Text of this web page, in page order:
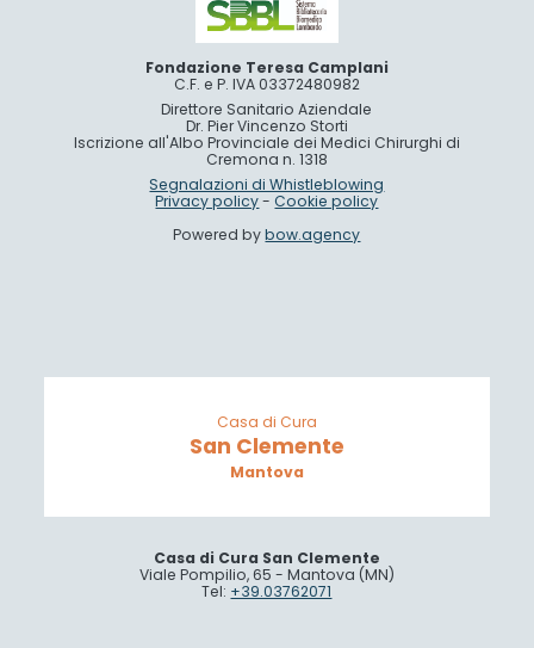
Fondazione Teresa Camplani
C.F. e P. IVA 03372480982
Direttore Sanitario Aziendale
Dr. Pier Vincenzo Storti
Iscrizione all'Albo Provinciale dei Medici Chirurghi di
Cremona n. 1318
Segnalazioni di Whistleblowing
Privacy policy-Cookie policy
Powered bybow.agency
Casa di Cura
San Clemente
Mantova
Casa di Cura San Clemente
Viale Pompilio, 65 - Mantova (MN)
Tel: +39.03762071